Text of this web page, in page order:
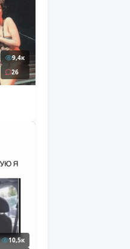
9,4к
26
10,5к